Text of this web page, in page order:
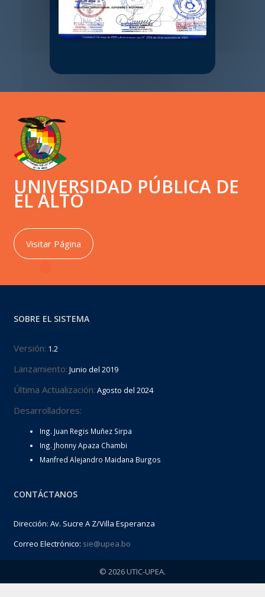
UNIVERSIDAD PÚBLICA DE
EL ALTO
Visitar Página
SOBRE EL SISTEMA
Versión: 1.2
Lanzamiento: Junio del 2019
Última Actualización: Agosto del 2024
Desarrolladores:
Ing. Juan Regis Muñez Sirpa
Ing. Jhonny Apaza Chambi
Manfred Alejandro Maidana Burgos
CONTÁCTANOS
Dirección: Av. Sucre A Z/Villa Esperanza
Correo Electrónico: sie@upea.bo
© 2026 UTIC-UPEA.